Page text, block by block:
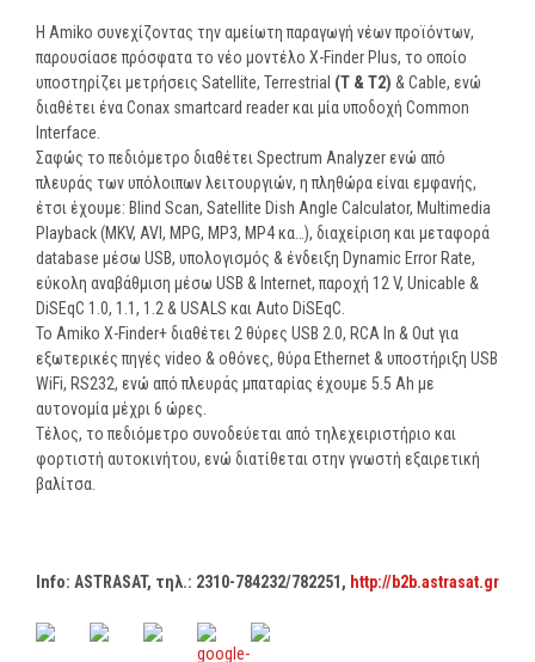
H Amiko συνεχίζοντας την αμείωτη παραγωγή νέων προϊόντων,
παρουσίασε πρόσφατα το νέο μοντέλο X-Finder Plus, το οποίο
υποστηρίζει μετρήσεις Satellite, Terrestrial (T & T2) & Cable, ενώ
διαθέτει ένα Conax smartcard reader και μία υποδοχή Common
Interface.
Σαφώς το πεδιόμετρο διαθέτει Spectrum Analyzer ενώ από
πλευράς των υπόλοιπων λειτουργιών, η πληθώρα είναι εμφανής,
έτσι έχουμε: Blind Scan, Satellite Dish Angle Calculator, Multimedia
Playback (MKV, AVI, MPG, MP3, MP4 κα…), διαχείριση και μεταφορά
database μέσω USB, υπολογισμός & ένδειξη Dynamic Error Rate,
εύκολη αναβάθμιση μέσω USB & Internet, παροχή 12 V, Unicable &
DiSEqC 1.0, 1.1, 1.2 & USALS και Auto DiSEqC.
To Amiko X-Finder+ διαθέτει 2 θύρες USB 2.0, RCA In & Out για
εξωτερικές πηγές video & οθόνες, θύρα Ethernet & υποστήριξη USB
WiFi, RS232, ενώ από πλευράς μπαταρίας έχουμε 5.5 Ah με
αυτονομία μέχρι 6 ώρες.
Τέλος, το πεδιόμετρο συνοδεύεται από τηλεχειριστήριο και
φορτιστή αυτοκινήτου, ενώ διατίθεται στην γνωστή εξαιρετική
βαλίτσα.
Info: ASTRASAT, τηλ.: 2310-784232/782251, http://b2b.astrasat.gr